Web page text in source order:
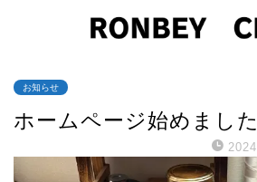
お知らせ
ホームページ始めました